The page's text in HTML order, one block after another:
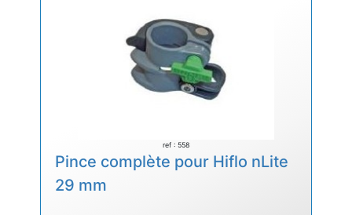
ref : 558
Pince complète pour Hiflo nLite
29 mm